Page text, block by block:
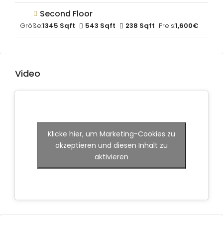
Second Floor
Größe:1345 Sqft 543 Sqft 238 Sqft Preis:1,600€
Video
Klicke hier, um Marketing-Cookies zu
akzeptieren und diesen Inhalt zu
aktivieren